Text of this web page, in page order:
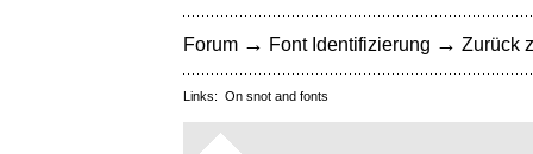
Forum → Font Identifizierung → Zurück
Links: On snot and fonts